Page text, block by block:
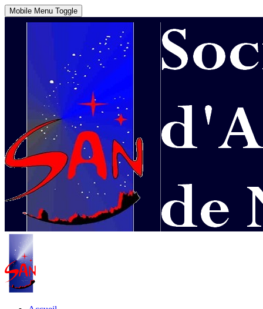
Mobile Menu Toggle